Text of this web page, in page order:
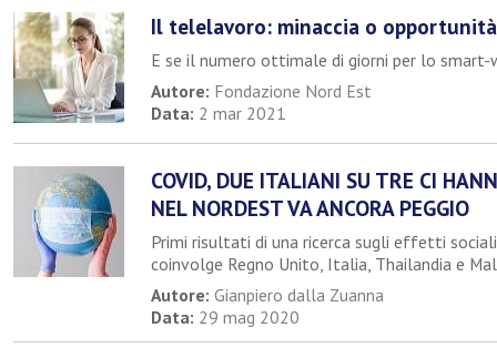
Il telelavoro: minaccia o
E se il numero ottimale di giorni per lo smart-
Autore: Fondazione Nord Est
Data: 2 mar 2021
COVID, DUE ITALIANI SU TRE CI
NEL NORDEST VA ANCORA PEGGIO
Primi risultati di una ricerca sugli effetti
coinvolge Regno Unito, Italia, Thailandia e
Autore: Gianpiero dalla Zuanna
Data: 29 mag 2020